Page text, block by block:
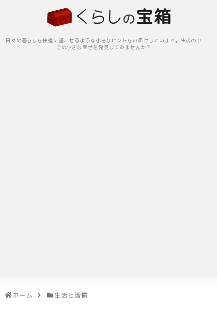
日々の暮らしを快適に過ごせるような小さなヒントをお届けしています。生活の中
での小さな幸せを発見してみませんか？
ホーム 生活と習慣